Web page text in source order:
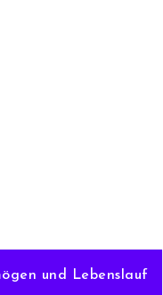
und Lebenslauf